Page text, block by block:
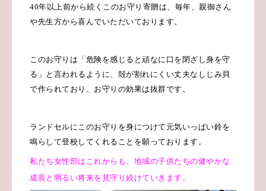
40年以上前から続くこのお守り寄贈は、毎年、親御さん
や先生方から喜んでいただいております。
このお守りは「危険を感じると頑なに口を閉ざし身を守
る」と言われるように、殻が割れにくい丈夫なしじみ貝
で作られており、お守りの効果は抜群です。
ランドセルにこのお守りを身につけて元気いっぱい鈴を
鳴らして登校してくれることを願っております。
私たち女性部はこれからも、地域の子供たちの健やかな
成長と明るい将来を見守り続けていきます。